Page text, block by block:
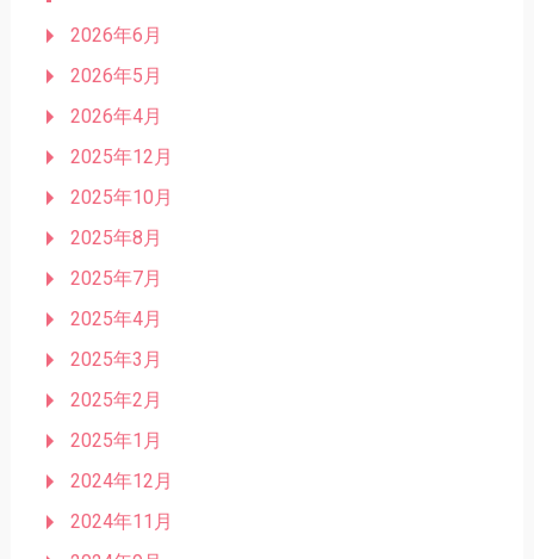
2026年6月
2026年5月
2026年4月
2025年12月
2025年10月
2025年8月
2025年7月
2025年4月
2025年3月
2025年2月
2025年1月
2024年12月
2024年11月